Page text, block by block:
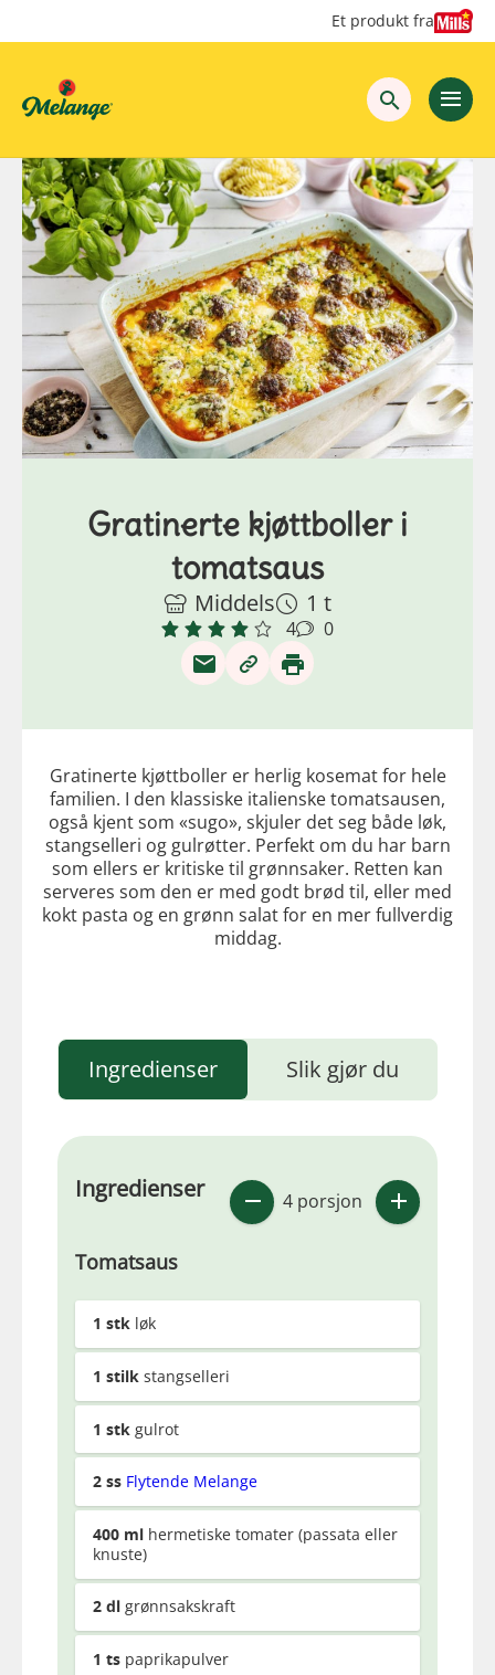
Et produkt fra
Gratinerte kjøttboller i
tomatsaus
Middels 1 t
4 0
Gratinerte kjøttboller er herlig kosemat for hele
familien. I den klassiske italienske tomatsausen,
også kjent som «sugo», skjuler det seg både løk,
stangselleri og gulrøtter. Perfekt om du har barn
som ellers er kritiske til grønnsaker. Retten kan
serveres som den er med godt brød til, eller med
kokt pasta og en grønn salat for en mer fullverdig
middag.
Ingredienser Slik gjør du
Ingredienser 4 porsjon
Tomatsaus
1 stk løk
1 stilk stangselleri
1 stk gulrot
2 ss Flytende Melange
400 ml hermetiske tomater (passata eller
knuste)
2 dl grønnsakskraft
1 ts paprikapulver